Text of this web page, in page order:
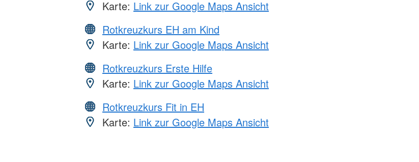
Karte: Link zur Google Maps Ansicht
Rotkreuzkurs EH am Kind
Karte: Link zur Google Maps Ansicht
Rotkreuzkurs Erste Hilfe
Karte: Link zur Google Maps Ansicht
Rotkreuzkurs Fit in EH
Karte: Link zur Google Maps Ansicht